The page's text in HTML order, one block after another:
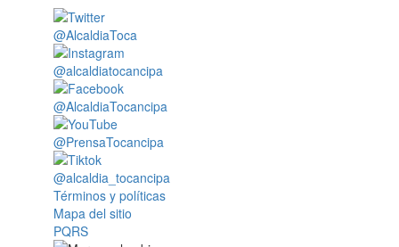
@AlcaldiaToca
@alcaldiatocancipa
@AlcaldiaTocancipa
@PrensaTocancipa
@alcaldia_tocancipa
Términos y políticas
Mapa del sitio
PQRS